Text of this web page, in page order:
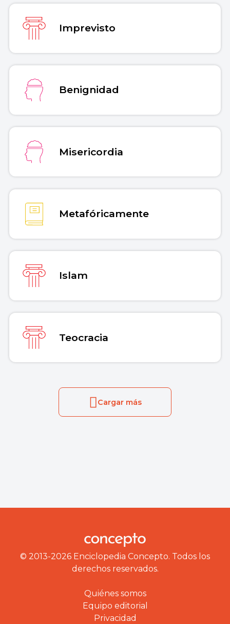
Imprevisto
Benignidad
Misericordia
Metafóricamente
Islam
Teocracia
Cargar más
© 2013-2026 Enciclopedia Concepto. Todos los
derechos reservados.
Quiénes somos
Equipo editorial
Privacidad